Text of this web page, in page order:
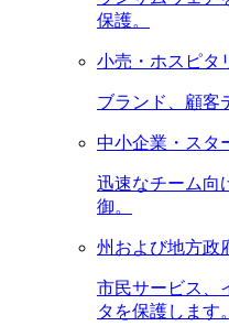
保護。
小売・ホスピタ
ブランド、顧客
中小企業・スタ
迅速なチーム向
御。
州および地方政
市民サービス、
タを保護します。